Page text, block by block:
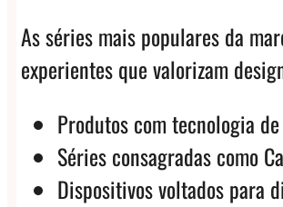
As séries mais populares da
experientes que valorizam
Produtos com tecnologia
Séries consagradas como
Dispositivos voltados para